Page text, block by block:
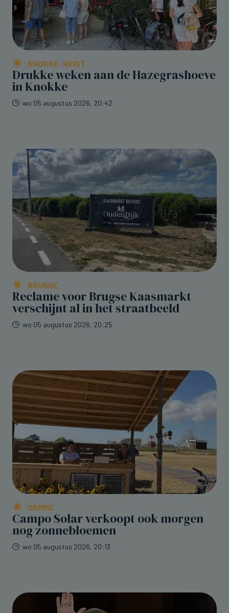
KNOKKE-HEIST
Drukke weken aan de Hazegrashoeve
in Knokke
wo 05 augustus 2026, 20:42
BRUGGE
Reclame voor Brugse Kaasmarkt
verschijnt al in het straatbeeld
wo 05 augustus 2026, 20:25
DAMME
Campo Solar verkoopt ook morgen
nog zonnebloemen
wo 05 augustus 2026, 20:13